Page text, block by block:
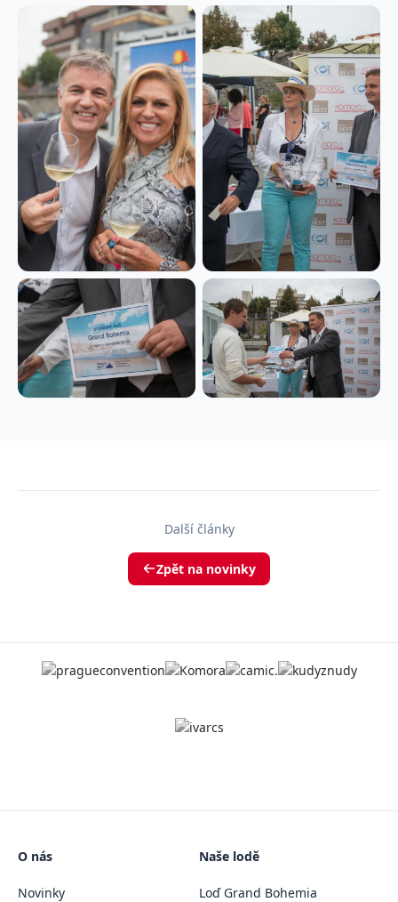
Další články
Zpět na novinky
O nás
Novinky
Naše lodě
Loď Grand Bohemia